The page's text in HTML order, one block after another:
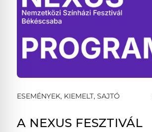
ESEMÉNYEK, KIEMELT, SAJTÓ
A NEXUS FESZTIVÁL